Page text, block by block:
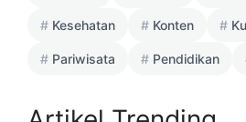
Kesehatan Konten
Pariwisata Pendidikan